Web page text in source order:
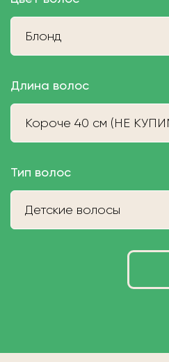
Блонд
Длина волос
Короче 40 см (НЕ
Тип волос
Детские волосы